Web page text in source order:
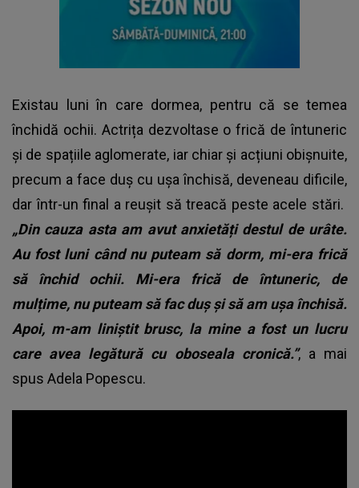
Existau luni în care dormea, pentru că se temea
închidă ochii. Actrița dezvoltase o frică de întuneric
și de spațiile aglomerate, iar chiar și acțiuni obișnuite,
precum a face duș cu ușa închisă, deveneau dificile,
dar într-un final a reușit să treacă peste acele stări.
„Din cauza asta am avut anxietăți destul de urâte.
Au fost luni când nu puteam să dorm, mi-era frică
să închid ochii. Mi-era frică de întuneric, de
mulțime, nu puteam să fac duș și să am ușa închisă.
Apoi, m-am liniștit brusc, la mine a fost un lucru
care avea legătură cu oboseala cronică.”, a mai
spus Adela Popescu.